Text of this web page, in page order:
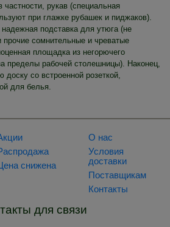
рукав (специальная
при глажке рубашек и пиджаков).
подставка для утюга (не
прочие сомнительные и чреватые
площадка из негорючего
пределы рабочей столешницы). Наконец,
со встроенной розеткой,
для белья.
снижена
О нас
Условия
доставки
Поставщикам
Контакты
для связи